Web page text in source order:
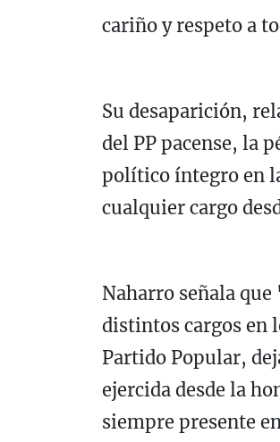
cariño y respeto a
Su desaparición,
del PP pacense, la
político íntegro en
cualquier cargo
Naharro señala
distintos cargos en
Partido Popular,
ejercida desde la
siempre presente